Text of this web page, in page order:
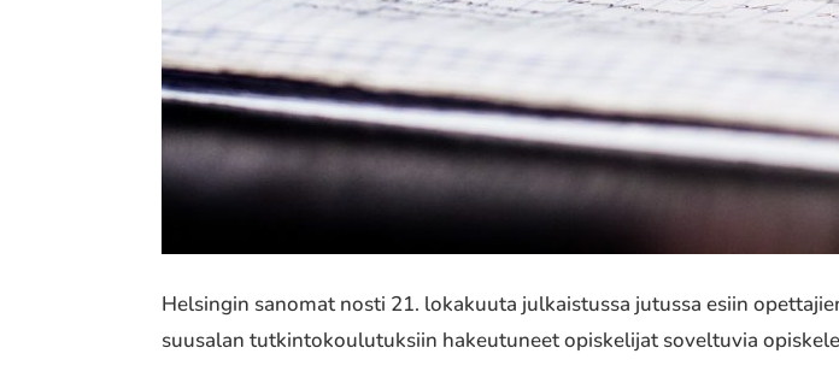
Helsingin sanomat nosti 21. loka­kuu­ta julkais­tus­sa jutussa esiin
suusa­lan tutkin­to­kou­lu­tuk­siin hakeu­tu­neet opis­ke­li­jat sovel­tu­via